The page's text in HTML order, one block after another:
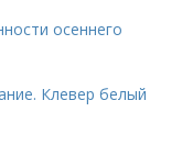
осеннего
Клевер белый